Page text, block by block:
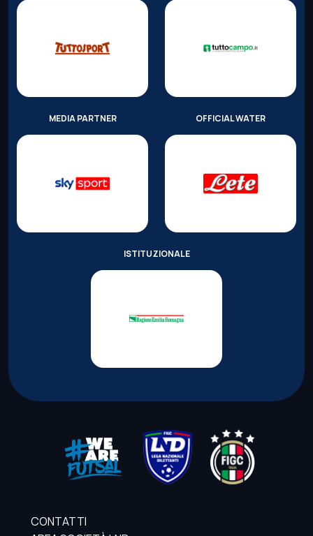
MEDIA PARTNER OFFICIAL WATER
ISTITUZIONALE
CONTATTI